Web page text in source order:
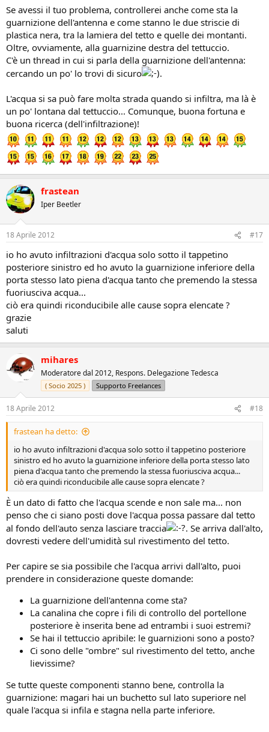
Se avessi il tuo problema, controllerei anche come sta la
guarnizione dell'antenna e come stanno le due striscie di
plastica nera, tra la lamiera del tetto e quelle dei montanti.
Oltre, ovviamente, alla guarnizine destra del tettuccio.
C'è un thread in cui si parla della guarnizione dell'antenna:
cercando un po' lo trovi di sicuro
.
L'acqua si sa può fare molta strada quando si infiltra, ma là è
un po' lontana dal tettuccio... Comunque, buona fortuna e
buona ricerca (dell'infiltrazione)!
frastean
Iper Beetler
18 Aprile 2012 #17
io ho avuto infiltrazioni d'acqua solo sotto il tappetino
posteriore sinistro ed ho avuto la guarnizione inferiore della
porta stesso lato piena d'acqua tanto che premendo la stessa
fuoriusciva acqua...
ciò era quindi riconducibile alle cause sopra elencate ?
grazie
saluti
mihares
Moderatore dal 2012, Respons. Delegazione Tedesca
( Socio 2025 ) Supporto Freelances
18 Aprile 2012 #18
frastean ha detto:
io ho avuto infiltrazioni d'acqua solo sotto il tappetino posteriore
sinistro ed ho avuto la guarnizione inferiore della porta stesso lato
piena d'acqua tanto che premendo la stessa fuoriusciva acqua...
ciò era quindi riconducibile alle cause sopra elencate ?
È un dato di fatto che l'acqua scende e non sale ma... non
penso che ci siano posti dove l'acqua possa passare dal tetto
al fondo dell'auto senza lasciare traccia
. Se arriva dall'alto,
dovresti vedere dell'umidità sul rivestimento del tetto.
Per capire se sia possibile che l'acqua arrivi dall'alto, puoi
prendere in considerazione queste domande:
La guarnizione dell'antenna come sta?
La canalina che copre i fili di controllo del portellone
posteriore è inserita bene ad entrambi i suoi estremi?
Se hai il tettuccio apribile: le guarnizioni sono a posto?
Ci sono delle "ombre" sul rivestimento del tetto, anche
lievissime?
Se tutte queste componenti stanno bene, controlla la
guarnizione: magari hai un buchetto sul lato superiore nel
quale l'acqua si infila e stagna nella parte inferiore.